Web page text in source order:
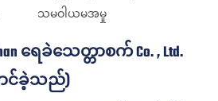
သမဝါယမအမှု
ရေခဲသေတ္တာစက် Co. , Ltd.
ာင်ခဲ့သည်)